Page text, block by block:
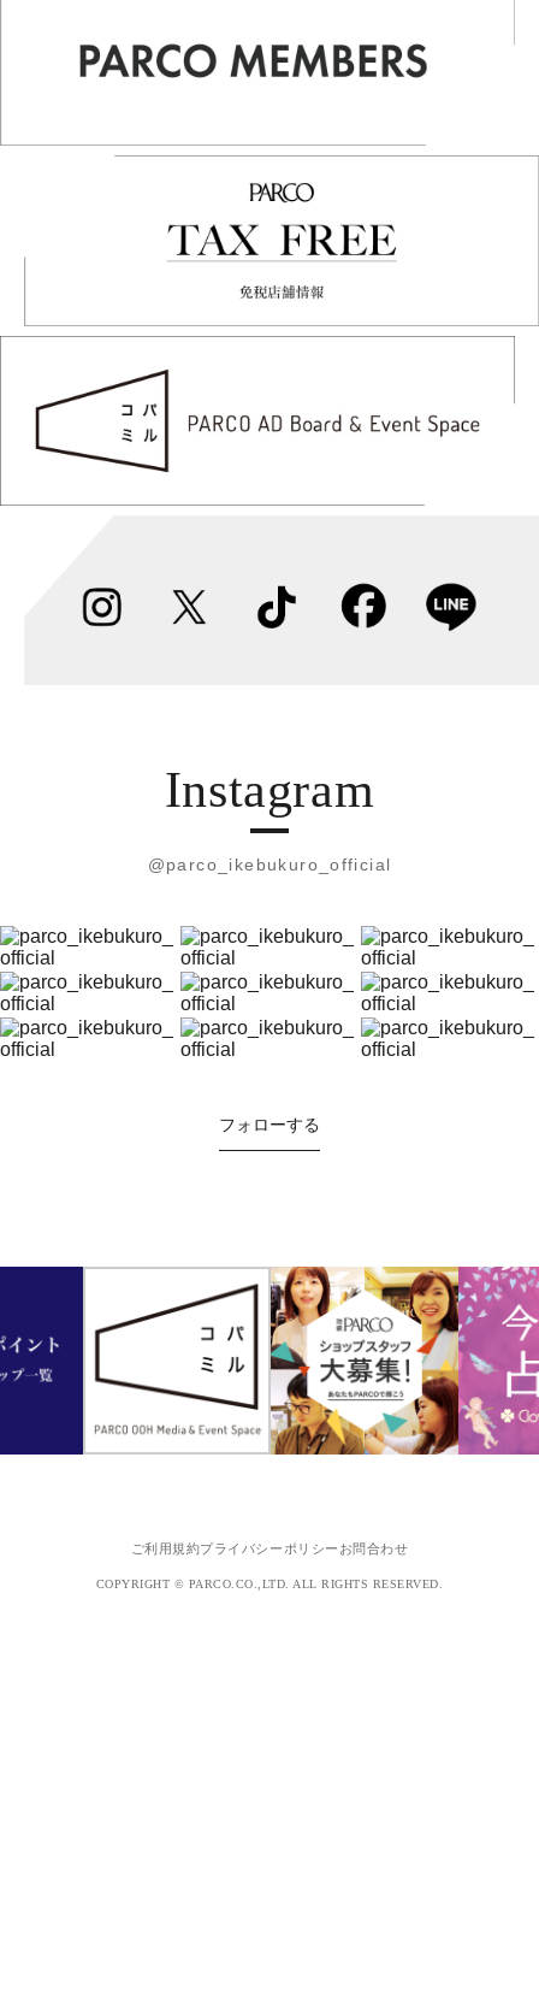
Instagram
@parco_ikebukuro_official
フォローする
ご利用規約プライバシーポリシー お問合わせ
COPYRIGHT © PARCO.CO.,LTD. ALL RIGHTS RESERVED.